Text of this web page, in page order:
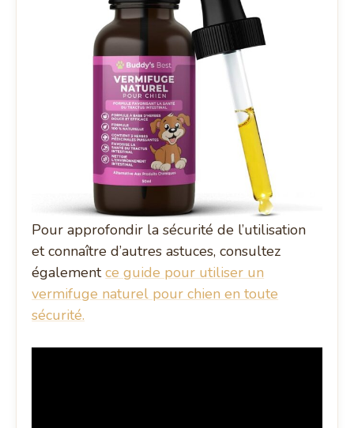
Pour approfondir la sécurité de l’utilisation
et connaître d’autres astuces, consultez
égalementce guide pour utiliser un
vermifuge naturel pour chien en toute
sécurité.